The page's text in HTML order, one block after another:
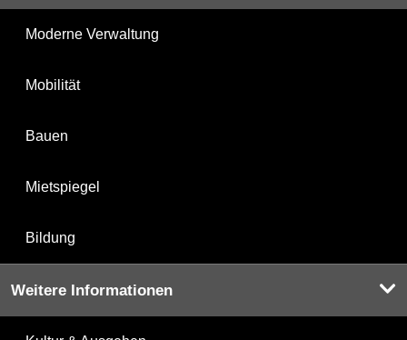
Moderne Verwaltung
Mobilität
Bauen
Mietspiegel
Bildung
Weitere Informationen